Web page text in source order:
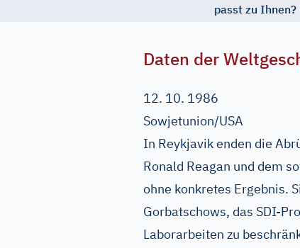
passt zu Ihnen?
Daten der
12. 10. 1986
Sowjetunion/USA
In Reykjavik enden die
Ronald Reagan und dem
ohne konkretes Ergebnis.
Gorbatschows, das SDI-
Laborarbeiten zu